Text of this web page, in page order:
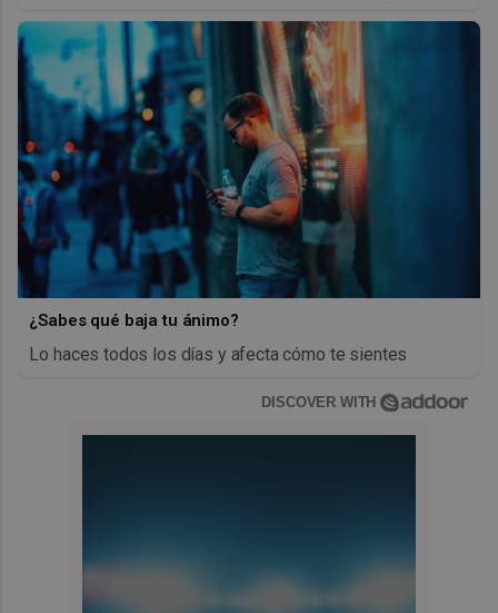
¿Sabes qué baja tu ánimo?
Lo haces todos los días y afecta cómo te sientes
DISCOVER WITH